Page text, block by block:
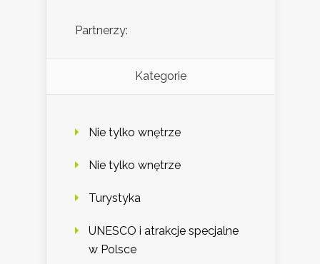
Partnerzy:
Kategorie
Nie tylko wnętrze
Nie tylko wnętrze
Turystyka
UNESCO i atrakcje specjalne
w Polsce